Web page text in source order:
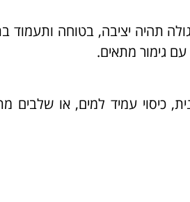
תהיה יציבה, בטוחה ותעמוד
גימור מתאים.
כיסוי עמיד למים, או שלבים